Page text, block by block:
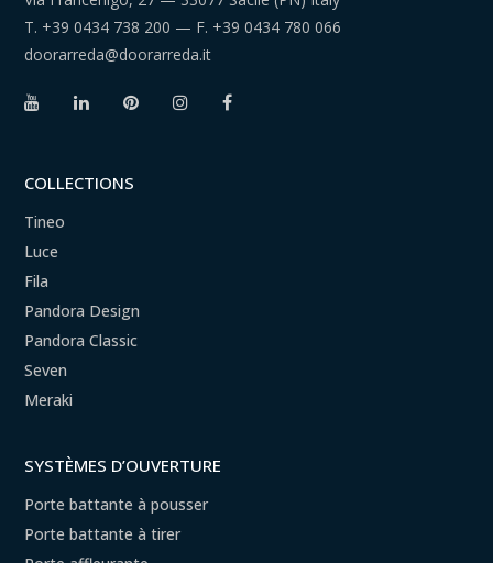
T. +39 0434 738 200 — F. +39 0434 780 066
doorarreda@doorarreda.it
COLLECTIONS
Tineo
Luce
Fila
Pandora Design
Pandora Classic
Seven
Meraki
SYSTÈMES D’OUVERTURE
Porte battante à pousser
Porte battante à tirer